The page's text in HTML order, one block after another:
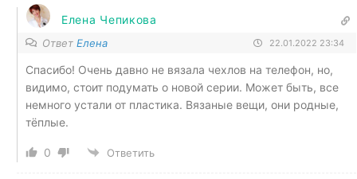
Елена Чепикова
Ответ Елена 22.01.2022 23:34
Спасибо! Очень давно не вязала чехлов на телефон, но,
видимо, стоит подумать о новой серии. Может быть, все
немного устали от пластика. Вязаные вещи, они родные,
тёплые.
0 Ответить